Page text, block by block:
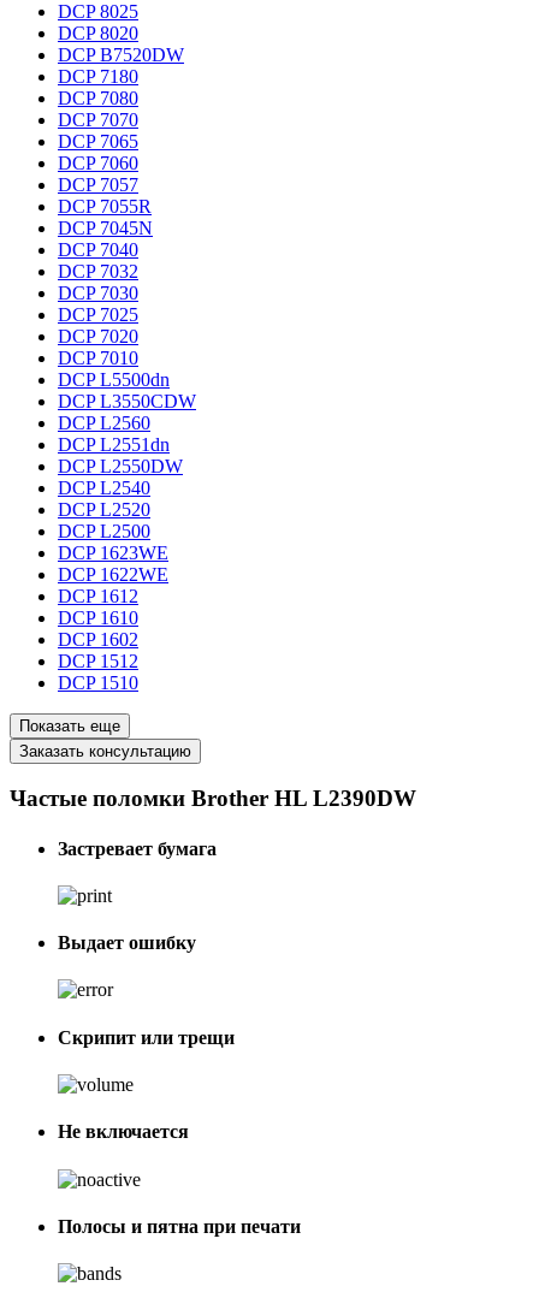
DCP 8025
DCP 8020
DCP B7520DW
DCP 7180
DCP 7080
DCP 7070
DCP 7065
DCP 7060
DCP 7057
DCP 7055R
DCP 7045N
DCP 7040
DCP 7032
DCP 7030
DCP 7025
DCP 7020
DCP 7010
DCP L5500dn
DCP L3550CDW
DCP L2560
DCP L2551dn
DCP L2550DW
DCP L2540
DCP L2520
DCP L2500
DCP 1623WE
DCP 1622WE
DCP 1612
DCP 1610
DCP 1602
DCP 1512
DCP 1510
Показать еще
Заказать консультацию
Частые поломки Brother HL L2390DW
Застревает бумага
Выдает ошибку
Скрипит или трещи
Не включается
Полосы и пятна при печати